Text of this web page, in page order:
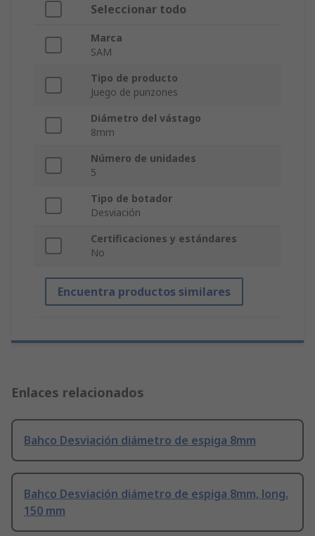
Seleccionar todo
Marca
SAM
Tipo de producto
Juego de punzones
Diámetro del vástago
8mm
Número de unidades
5
Tipo de botador
Desviación
Certificaciones y estándares
No
Encuentra productos similares
Enlaces relacionados
Bahco Desviación diámetro de espiga 8mm
Bahco Desviación diámetro de espiga 8mm, long.
150 mm